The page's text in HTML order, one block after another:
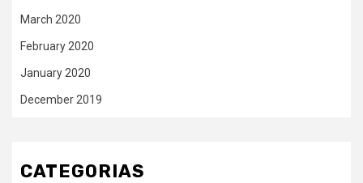
March 2020
February 2020
January 2020
December 2019
CATEGORIAS